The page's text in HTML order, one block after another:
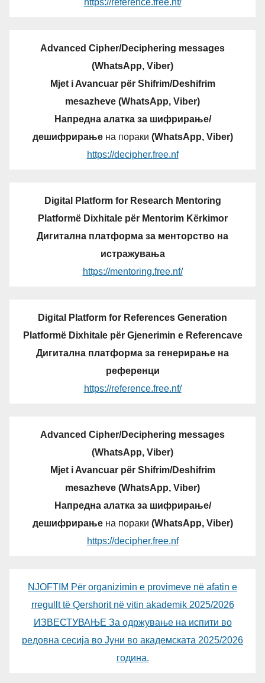
https://reference.free.nf/
Advanced Cipher/Deciphering messages
(WhatsApp, Viber)
Mjet i Avancuar për Shifrim/Deshifrim
mesazheve (WhatsApp, Viber)
Напредна алатка за шифрирање/
дешифрирањена пораки (WhatsApp, Viber)
https://decipher.free.nf
Digital Platform for Research Mentoring
Platformë Dixhitale për Mentorim Kërkimor
Дигитална платформа за менторство на
истражувања
https://mentoring.free.nf/
Digital Platform for References Generation
Platformë Dixhitale për Gjenerimin e Referencave
Дигитална платформа за генерирање на
референци
https://reference.free.nf/
Advanced Cipher/Deciphering messages
(WhatsApp, Viber)
Mjet i Avancuar për Shifrim/Deshifrim
mesazheve (WhatsApp, Viber)
Напредна алатка за шифрирање/
дешифрирањена пораки (WhatsApp, Viber)
https://decipher.free.nf
NJOFTIM Për organizimin e provimeve në afatin e
rregullt të Qershorit në vitin akademik 2025/2026
ИЗВЕСТУВАЊЕ За одржување на испити во
редовна сесија во Јуни во академската 2025/2026
година.